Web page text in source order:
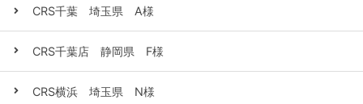
CRS千葉 埼玉県 A様
CRS千葉店 静岡県 F様
CRS横浜 埼玉県 N様